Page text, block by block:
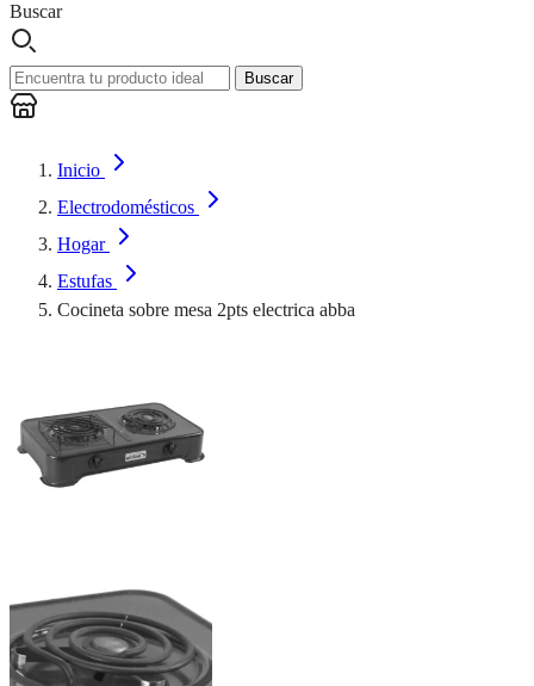
Buscar
Buscar
Inicio
Electrodomésticos
Hogar
Estufas
Cocineta sobre mesa 2pts electrica abba